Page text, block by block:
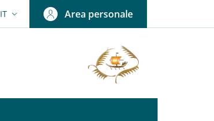
SELETTORE LINGUA: CURRENT LANGUAGE
IT Area personale